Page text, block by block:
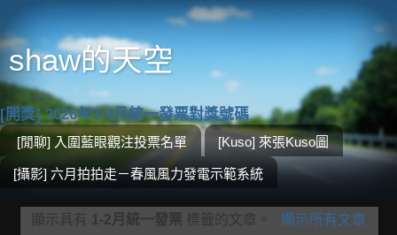
shaw的天空
[開獎] 2026年3-4月統一發票對獎號碼
[閒聊] 入圍藍眼觀注投票名單 [Kuso] 來張Kuso圖
[攝影] 六月拍拍走－春風風力發電示範系統
顯示具有 1-2月統一發票 標籤的文章。 顯示所有文章